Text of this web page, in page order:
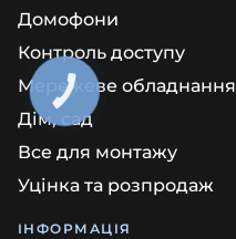
Домофони
Контроль доступу
Мережеве обладнання
Дім, сад
Все для монтажу
Уцінка та розпродаж
ІНФОРМАЦІЯ
КНОПКА
ЗВ'ЯЗКУ